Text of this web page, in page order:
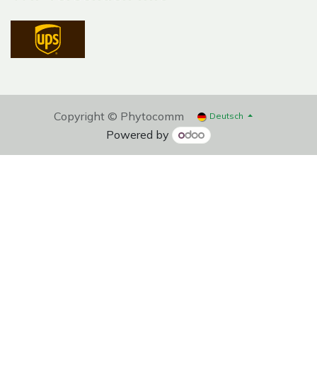
Copyright © Phytocomm Deutsch
Powered by